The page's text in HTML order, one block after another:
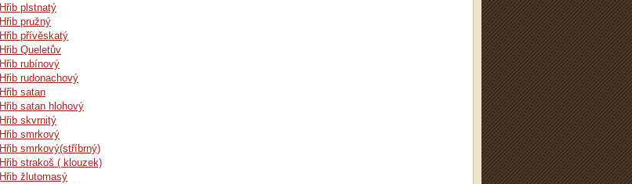
Hřib plstnatý
Hřib pružný
Hřib přívěskatý
Hřib Queletův
Hřib rubínový
Hřib rudonachový
Hřib satan
Hřib satan hlohový
Hřib skvrnitý
Hřib smrkový
Hřib smrkový(stříbrný)
Hřib strakoš ( klouzek)
Hřib žlutomasý